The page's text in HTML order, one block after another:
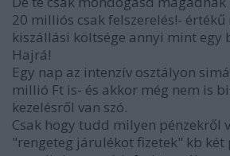
20 milliós csak felszerelés!-
kiszállási költsége annyi mint egy
Hajrá!
Egy nap az intenzív osztályon
millió Ft is- és akkor még nem is
kezelésről van szó.
Csak hogy tudd milyen pénzekről
"rengeteg járulékot fizetek" kb